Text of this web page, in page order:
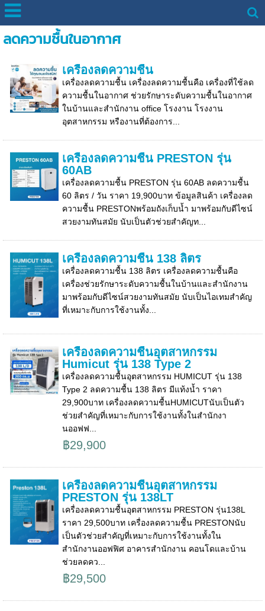
ลดความชื้นในอากาศ
เครื่องลดความชื้น
เครื่องลดความชื้น เครื่องลดความชื้นคือ เครื่องที่ใช้ลด
ความชื้นในอากาศ ช่วยรักษาระดับความชื้นในอากาศ
ในบ้านและสำนักงาน office โรงงาน โรงงาน
อุตสาหกรรม หรืองานที่ต้องการ...
เครื่องลดความชื้น PRESTON รุ่น
60AB
เครื่องลดความชื้น PRESTON รุ่น 60AB ลดความชื้น
60 ลิตร / วัน ราคา 19,900บาท ข้อมูลสินค้า เครื่องลด
ความชื้น PRESTONพร้อมถังเก็บน้ำ มาพร้อมกับดีไซน์
สวยงามทันสมัย นับเป็นตัวช่วยสำคัญท...
เครื่องลดความชื้น 138 ลิตร
เครื่องลดความชื้น 138 ลิตร เครื่องลดความชื้นคือ
เครื่องช่วยรักษาระดับความชื้นในบ้านและสำนักงาน
มาพร้อมกับดีไซน์สวยงามทันสมัย นับเป็นไอเทมสำคัญ
ที่เหมาะกับการใช้งานทั้ง...
เครื่องลดความชื้นอุตสาหกรรม
Humicut รุ่น 138 Type 2
เครื่องลดความชื้นอุตสาหกรรม HUMICUT รุ่น 138
Type 2 ลดความชื้น 138 ลิตร มีแท้งน้ำ ราคา
29,900บาท เครื่องลดความชื้นHUMICUTนับเป็นตัว
ช่วยสำคัญที่เหมาะกับการใช้งานทั้งในสำนักงา
นออฟฟ...
฿29,900
เครื่องลดความชื้นอุตสาหกรรม
PRESTON รุ่น 138LT
เครื่องลดความชื้นอุตสาหกรรม PRESTON รุ่น138L
ราคา 29,500บาท เครื่องลดความชื้น PRESTONนับ
เป็นตัวช่วยสำคัญที่เหมาะกับการใช้งานทั้งใน
สำนักงานออฟฟิศ อาคารสำนักงาน คอนโดและบ้าน
ช่วยลดคว...
฿29,500